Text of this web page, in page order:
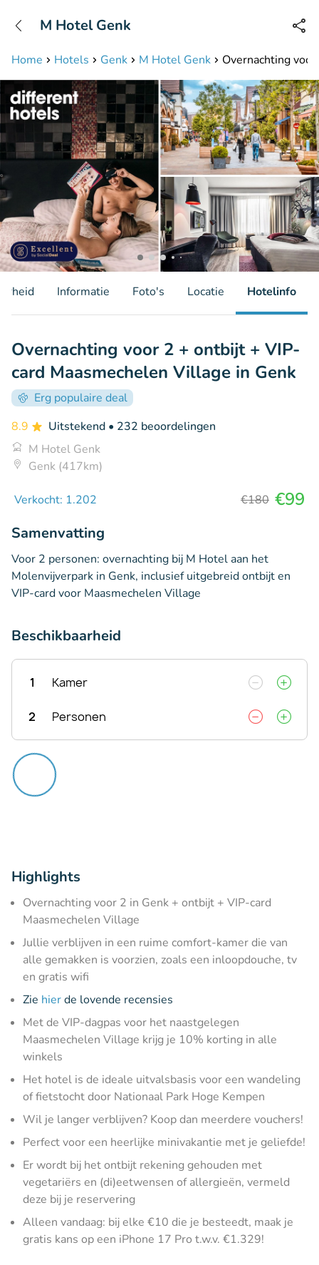
Bereikbaar tot 23:00 uur
Home Hotels Genk M Hotel Genk Overnachting
M Hotel Genk
Informatie Foto's Locatie Hotelinfo
Overnachting voor 2 + ontbijt + VIP-
card Maasmechelen Village in Genk
Erg populaire deal
8.9
Uitstekend • 232 beoordelingen
M Hotel Genk
Genk (417km)
Verkocht: 1.202 €180 €99
Samenvatting
Voor 2 personen: overnachting bij M Hotel aan het
Molenvijverpark in Genk, inclusief uitgebreid ontbijt en
VIP-card voor Maasmechelen Village
Beschikbaarheid
1 Kamer
2 Personen
Highlights
Overnachting voor 2 in Genk + ontbijt + VIP-card
Maasmechelen Village
Jullie verblijven in een ruime comfort-kamer die van
alle gemakken is voorzien, zoals een inloopdouche, tv
en gratis wifi
Zie hierde lovende recensies
Met de VIP-dagpas voor het naastgelegen
Maasmechelen Village krijg je 10% korting in alle
winkels
Het hotel is de ideale uitvalsbasis voor een wandeling
of fietstocht door Nationaal Park Hoge Kempen
Wil je langer verblijven? Koop dan meerdere vouchers!
Perfect voor een heerlijke minivakantie met je geliefde!
Er wordt bij het ontbijt rekening gehouden met
vegetariërs en (di)eetwensen of allergieën, vermeld
deze bij je reservering
Alleen vandaag: bij elke €10 die je besteedt, maak je
gratis kans op een iPhone 17 Pro t.w.v. €1.329!